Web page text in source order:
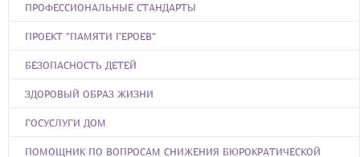
ПРОФЕССИОНАЛЬНЫЕ СТАНДАРТЫ
ПРОЕКТ "ПАМЯТИ ГЕРОЕВ"
БЕЗОПАСНОСТЬ ДЕТЕЙ
ЗДОРОВЫЙ ОБРАЗ ЖИЗНИ
ГОСУСЛУГИ ДОМ
ПОМОЩНИК ПО ВОПРОСАМ СНИЖЕНИЯ БЮРОКРАТИЧЕСКОЙ